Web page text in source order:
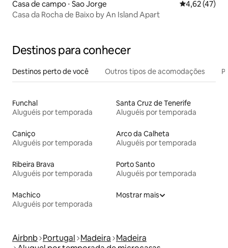
Casa de campo ⋅ Sao Jorge 4,62 de uma
4,62 (47)
Casa da Rocha de Baixo by An Island Apart
Destinos para conhecer
Destinos perto de você Outros tipos de acomodações
Funchal
Aluguéis por temporada
Santa Cruz de Tenerife
Aluguéis por temporada
Caniço
Aluguéis por temporada
Arco da Calheta
Aluguéis por temporada
Ribeira Brava
Aluguéis por temporada
Porto Santo
Aluguéis por temporada
Machico
Aluguéis por temporada
Mostrar mais
Airbnb Portugal Madeira Madeira